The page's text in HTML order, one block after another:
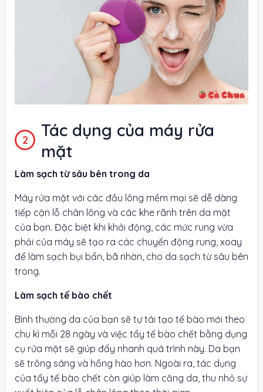
Tác dụng của máy rửa
mặt
Làm sạch từ sâu bên trong da
Máy rửa mặt với các đầu lông mềm mại sẽ dễ dàng
tiếp cận lỗ chân lông và các khe rãnh trên da mặt
của bạn. Đặc biệt khi khởi động, các mức rung vừa
phải của máy sẽ tạo ra các chuyển động rung, xoay
để làm sạch bụi bẩn, bã nhờn, cho da sạch từ sâu bên
trong.
Làm sạch tế bào chết
Bình thường da của bạn sẽ tự tái tạo tế bào mới theo
chu kì mỗi 28 ngày và việc tẩy tế bào chết bằng dụng
cụ rửa mặt sẽ giúp đẩy nhanh quá trình này. Da bạn
sẽ trông sáng và hồng hào hơn. Ngoài ra, tác dụng
của tẩy tế bào chết còn giúp làm căng da, thu nhỏ sự